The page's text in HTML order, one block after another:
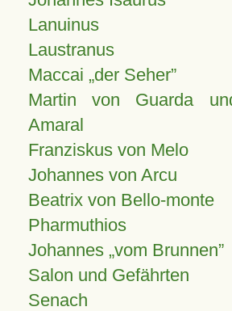
Lanuinus
Laustranus
Maccai „der Seher”
Martin von Guarda
Amaral
Franziskus von Melo
Johannes von Arcu
Beatrix von Bello-monte
Pharmuthios
Johannes vom Brunnen
Salon und Gefährten
Senach